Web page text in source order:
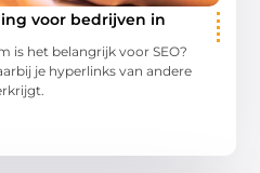
voor bedrijven in
is het belangrijk voor SEO?
je hyperlinks van andere